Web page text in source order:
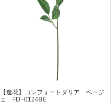
【造花】コンフォートダリア ベージ
ュ FD−0124BE